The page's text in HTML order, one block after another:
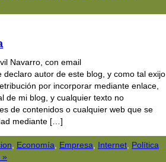
Navarro, con email
declaro autor de este blog, y como tal exijo
por incorporar mediante enlace,
de mi blog, y cualquier texto no
de contenidos o cualquier web que se
mediante […]
Economía Empresa Internet Polí­tica
»